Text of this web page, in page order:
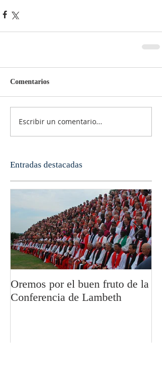
Comentarios
Escribir un comentario...
Entradas destacadas
Oremos por el buen fruto de la
Conferencia de Lambeth